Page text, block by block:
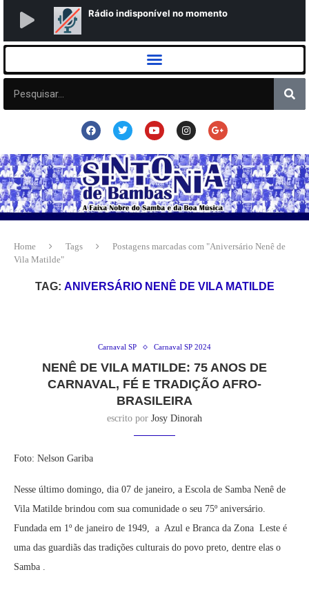
Home Tags
Postagens marcadas com "Aniversário Nenê de
Vila Matilde"
TAG: ANIVERSÁRIO NENÊ DE VILA MATILDE
Carnaval SP Carnaval SP 2024
NENÊ DE VILA MATILDE: 75 ANOS DE
CARNAVAL, FÉ E TRADIÇÃO AFRO-
BRASILEIRA
escrito por Josy Dinorah
Foto: Nelson Gariba
Nesse último domingo, dia 07 de janeiro, a Escola de Samba Nenê de
Vila Matilde brindou com sua comunidade o seu 75º aniversário.
Fundada em 1º de janeiro de 1949, a Azul e Branca da Zona Leste é
uma das guardiãs das tradições culturais do povo preto, dentre elas o
Samba .